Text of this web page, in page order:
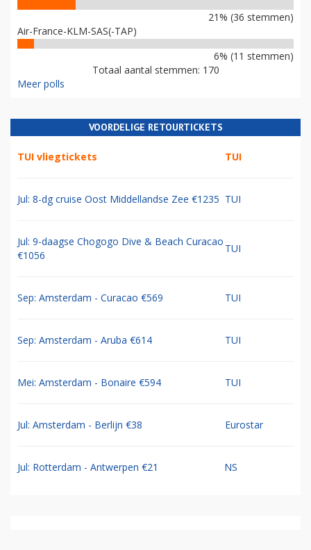
21% (36 stemmen)
Air-France-KLM-SAS(-TAP)
6% (11 stemmen)
Totaal aantal stemmen: 170
Meer polls
VOORDELIGE RETOURTICKETS
TUI vliegtickets TUI
Jul: 8-dg cruise Oost Middellandse Zee €1235 TUI
Jul: 9-daagse Chogogo Dive & Beach Curacao
€1056
TUI
Sep: Amsterdam - Curacao €569 TUI
Sep: Amsterdam - Aruba €614 TUI
Mei: Amsterdam - Bonaire €594 TUI
Jul: Amsterdam - Berlijn €38 Eurostar
Jul: Rotterdam - Antwerpen €21 NS